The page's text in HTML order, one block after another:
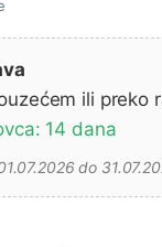
ili preko
14 dana
do